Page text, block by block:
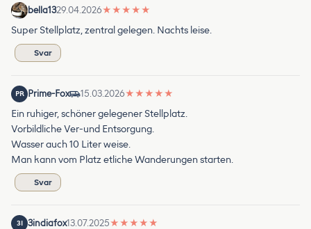
bella1329.04.2026★ ★ ★ ★ ★
Super Stellplatz, zentral gelegen. Nachts leise.
Svar
PR Prime-Fox 15.03.2026★ ★ ★ ★ ★
Ein ruhiger, schöner gelegener Stellplatz.
Vorbildliche Ver-und Entsorgung.
Wasser auch 10 Liter weise.
Man kann vom Platz etliche Wanderungen starten.
Svar
3I 3indiafox13.07.2025★ ★ ★ ★ ★